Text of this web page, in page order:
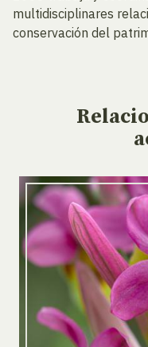
multidisciplinares
conservación del